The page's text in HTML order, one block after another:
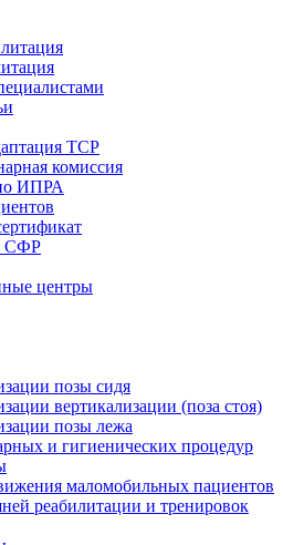
ТСР
комиссия
ИПРА
СФР
центры
позы сидя
вертикализации (поза стоя)
позы лежа
и гигиенических процедур
маломобильных пациентов
реабилитации и тренировок